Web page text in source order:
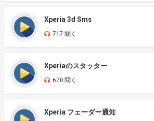
Xperia 3d Sms
717 聞く
Xperiaのスタッター
670 聞く
Xperia フェーダー通知